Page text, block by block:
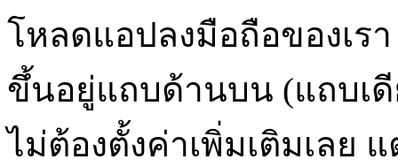
โหลดแอปลงมือถือของเ
ขึ้นอยู่แถบด้านบน (แถบเดี
ไม่ต้องตั้งค่าเพิ่มเติมเลย